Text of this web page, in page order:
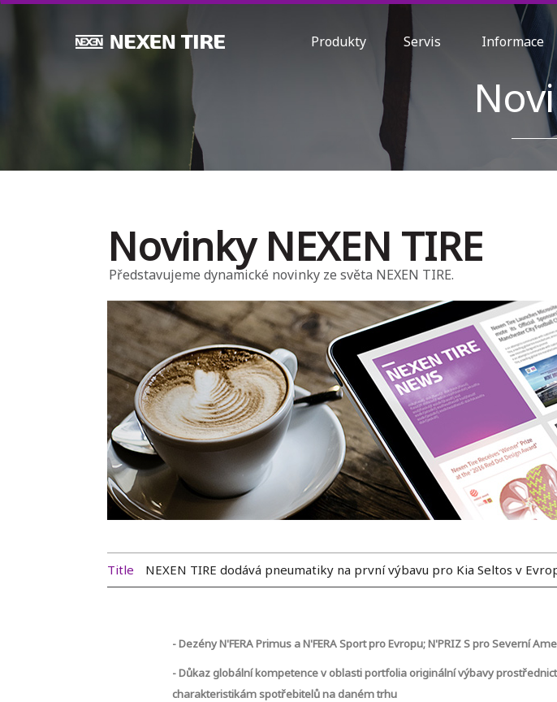
Produkty Servis Informace
Novinky NEXEN TIRE
Představujeme dynamické novinky ze světa NEXEN TIRE.
Title NEXEN TIRE dodává pneumatiky na první výbavu pro Kia Seltos v
-Dezény N'FERA Primus a N'FERA Sport pro Evropu; N'PRIZ S pro Severní
-Důkaz globální kompetence v oblasti portfolia originální výbavy
charakteristikám spotřebitelů na daném trhu